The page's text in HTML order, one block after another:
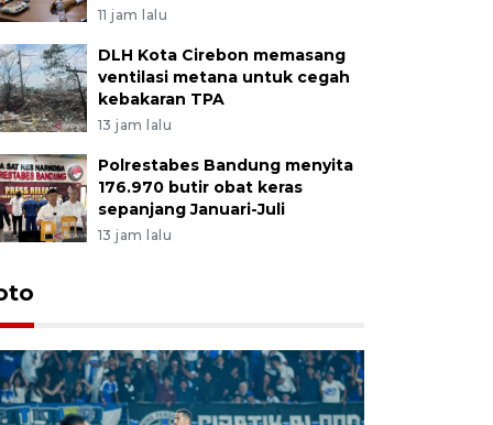
11 jam lalu
DLH Kota Cirebon memasang
ventilasi metana untuk cegah
kebakaran TPA
13 jam lalu
Polrestabes Bandung menyita
176.970 butir obat keras
sepanjang Januari-Juli
13 jam lalu